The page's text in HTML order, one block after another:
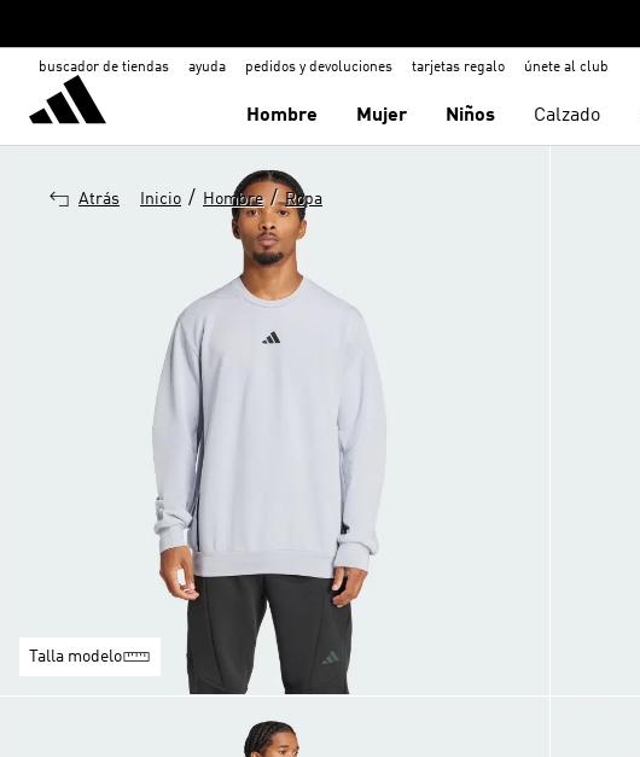
buscador de tiendas ayuda pedidos y devoluciones tarjetas regalo únete al club
Hombre Mujer Niños Calzado
Atrás Inicio / Hombre / Ropa
Talla modelo